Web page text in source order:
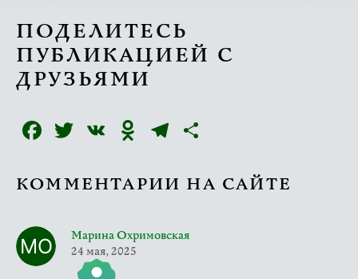
ПОДЕЛИТЕСЬ
ПУБЛИКАЦИЕЙ С
ДРУЗЬЯМИ
Facebook
Twitter
VK Odnoklassniki
Telegram
КОММЕНТАРИИ НА САЙТЕ
Марина Охримовская
24 мая, 2025